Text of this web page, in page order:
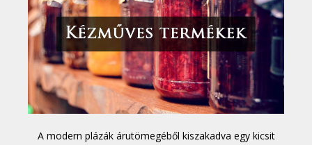
A modern plázák árutömegéből kiszakadva egy kicsit